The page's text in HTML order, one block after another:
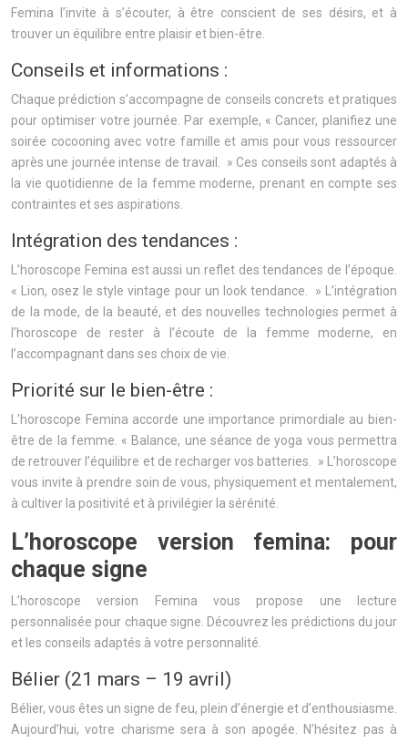
Femina l’invite à s’écouter, à être conscient de ses désirs, et à
trouver un équilibre entre plaisir et bien-être.
Conseils et informations :
Chaque prédiction s’accompagne de conseils concrets et pratiques
pour optimiser votre journée. Par exemple, « Cancer, planifiez une
soirée cocooning avec votre famille et amis pour vous ressourcer
après une journée intense de travail. » Ces conseils sont adaptés à
la vie quotidienne de la femme moderne, prenant en compte ses
contraintes et ses aspirations.
Intégration des tendances :
L’horoscope Femina est aussi un reflet des tendances de l’époque.
« Lion, osez le style vintage pour un look tendance. » L’intégration
de la mode, de la beauté, et des nouvelles technologies permet à
l’horoscope de rester à l’écoute de la femme moderne, en
l’accompagnant dans ses choix de vie.
Priorité sur le bien-être :
L’horoscope Femina accorde une importance primordiale au bien-
être de la femme. « Balance, une séance de yoga vous permettra
de retrouver l’équilibre et de recharger vos batteries. » L’horoscope
vous invite à prendre soin de vous, physiquement et mentalement,
à cultiver la positivité et à privilégier la sérénité.
L’horoscope version femina: pour
chaque signe
L’horoscope version Femina vous propose une lecture
personnalisée pour chaque signe. Découvrez les prédictions du jour
et les conseils adaptés à votre personnalité.
Bélier (21 mars – 19 avril)
Bélier, vous êtes un signe de feu, plein d’énergie et d’enthousiasme.
Aujourd’hui, votre charisme sera à son apogée. N’hésitez pas à